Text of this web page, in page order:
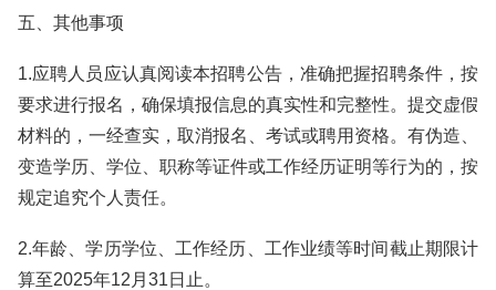
五、其他事项
1.应聘人员应认真阅读本招聘公告，准确把握招聘条件，按
要求进行报名，确保填报信息的真实性和完整性。提交虚假
材料的，一经查实，取消报名、考试或聘用资格。有伪造、
变造学历、学位、职称等证件或工作经历证明等行为的，按
规定追究个人责任。
2.年龄、学历学位、工作经历、工作业绩等时间截止期限计
算至2025年12月31日止。